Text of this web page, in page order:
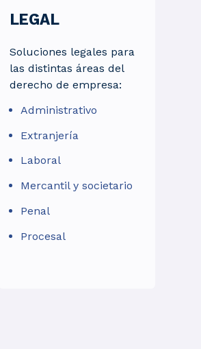
LEGAL
Soluciones legales para
las distintas áreas del
derecho de empresa:
Administrativo
Extranjería
Laboral
Mercantil y societario
Penal
Procesal